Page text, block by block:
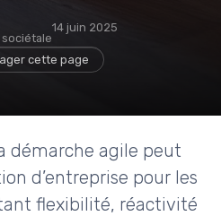
14 juin 2025
cette page
démarche agile peut
d’entreprise pour les
flexibilité, réactivité